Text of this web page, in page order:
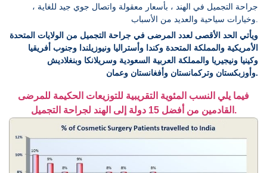
جراحة التجميل في الهند ، بأسعار معقولة واتصال جوي جيد للغاية ،
ويأتي الحد الأقصى لعدد المرضى في جراحة التجميل من الولايات المتحدة
الأمريكية والمملكة المتحدة وكندا وأستراليا ونيوزيلندا وجنوب أفريقيا
وكينيا ونيجيريا والمملكة العربية السعودية وسريلانكا وبنغلاديش
وأوزبكستان وتركمانستان وأفغانستان وعمان.
فيما يلي النسب المئوية التقريبية للتوزيعات الحكيمة للمرضى
القادمين من أفضل 15 دولة إلى الهند لجراحة التجميل.